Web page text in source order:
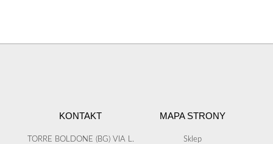
KONTAKT
TORRE BOLDONE (BG) VIA L.
MAPA STRONY
Sklep